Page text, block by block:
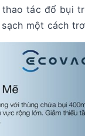
tác đổ bụi
một cách